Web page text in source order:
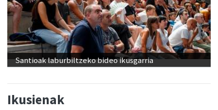
Santioak laburbiltzeko bideo ikusgarria
Ikusienak